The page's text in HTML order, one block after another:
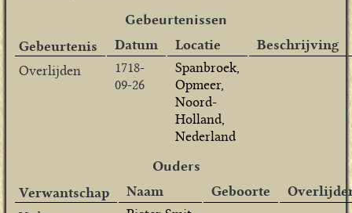
Gebeurtenissen
Gebeurtenis
Datum Locatie
Beschrijving
Overlijden
1718-
09-26
Spanbroek,
Opmeer,
Noord-
Holland,
Nederland
Ouders
Verwantschap
Naam Geboorte